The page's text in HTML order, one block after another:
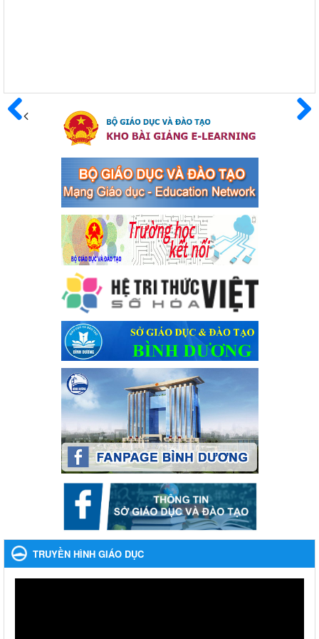
8 Khoá XIII"
Ngày ban hành: 04/03/2024
Kế hoạch Triển khai công tác tuyên truyền, đảm bảo trật tự,
an toàn giao thông năm 2024 tại các cơ sở giáo dục trên địa
bàn thị xã Bến Cát
Kế hoạch Triển khai công tác tuyên truyền, đảm bảo trật tự, an
toàn giao thông năm 2024 tại các cơ sở giáo dục trên địa bàn thị
Ngày ban hành: 04/03/2024
Kế hoạch thực hiện Chỉ thị số 16/CT-TTg ngày 27/05/2023
của Thủ tướng Chính phủ về tăng cường phòng ngừa, đấu
tranh tội phạm, vi phạm pháp luật liên quan đến hoạt động
tổ chức đánh bạc và đánh bạc
Kế hoạch thực hiện Chỉ thị số 16/CT-TTg ngày 27/05/2023 của
Thủ tướng Chính phủ về tăng cường phòng ngừa, đấu tranh tội
phạm, vi phạm pháp luật liên quan đến hoạt động tổ chức đánh
bạc và đánh bạc
Ngày ban hành: 04/03/2024
Kế hoạch Tổ chức Hội trại truyền thống học sinh thị xã Bến
Cát Lần thứ VIII, năm học 2023-2024
Kế hoạch Tổ chức Hội trại truyền thống học sinh thị xã Bến Cát
Lần thứ VIII, năm học 2023-2024
Ngày ban hành: 28/12/2023
Phối hợp rà soát nhu cầu tiêm vắc xin phòng Covid 19
Phối hợp rà soát nhu cầu tiêm vắc xin phòng Covid 19
Ngày ban hành: 22/11/2023
Phát động, triển khai Cuộc thi " An toàn giao thông cho nụ
TRUYỀN HÌNH GIÁO DỤC